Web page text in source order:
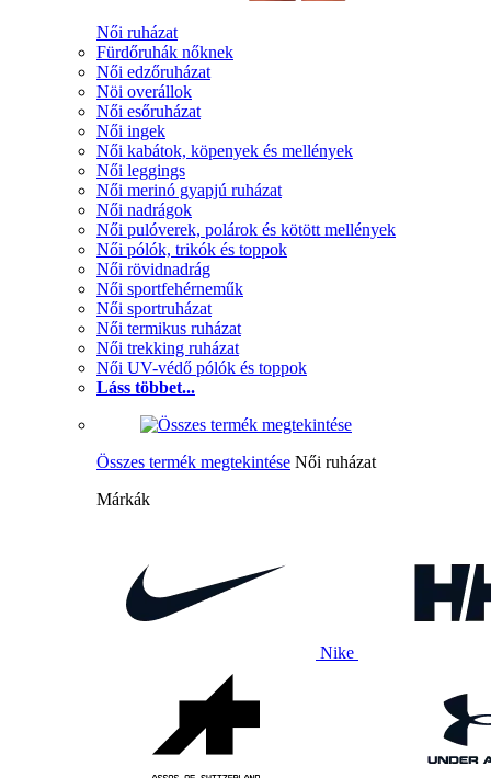
Női ruházat
Fürdőruhák nőknek
Női edzőruházat
Nöi overállok
Női esőruházat
Női ingek
Női kabátok, köpenyek és mellények
Női leggings
Női merinó gyapjú ruházat
Női nadrágok
Női pulóverek, polárok és kötött mellények
Női pólók, trikók és toppok
Női rövidnadrág
Női sportfehérneműk
Női sportruházat
Női termikus ruházat
Női trekking ruházat
Női UV-védő pólók és toppok
Láss többet...
Összes termék megtekintése Női ruházat
Márkák
Nike